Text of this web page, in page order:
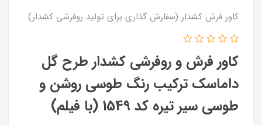
کاور فرش کشدار (سفارش گذاری برای تولید روفرشی کشدار)
کاور فرش و روفرشی کشدار طرح گل
داماسک ترکیب رنگ طوسی روشن و
طوسی سیر تیره کد 1549 (با فیلم)